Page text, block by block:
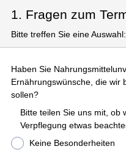
1. Fragen zum
Bitte treffen Sie eine Auswahl:
Haben Sie
Ernährungswünsche, die wir
sollen?
Bitte teilen Sie uns mit, ob
Verpflegung etwas
Keine Besonderheiten